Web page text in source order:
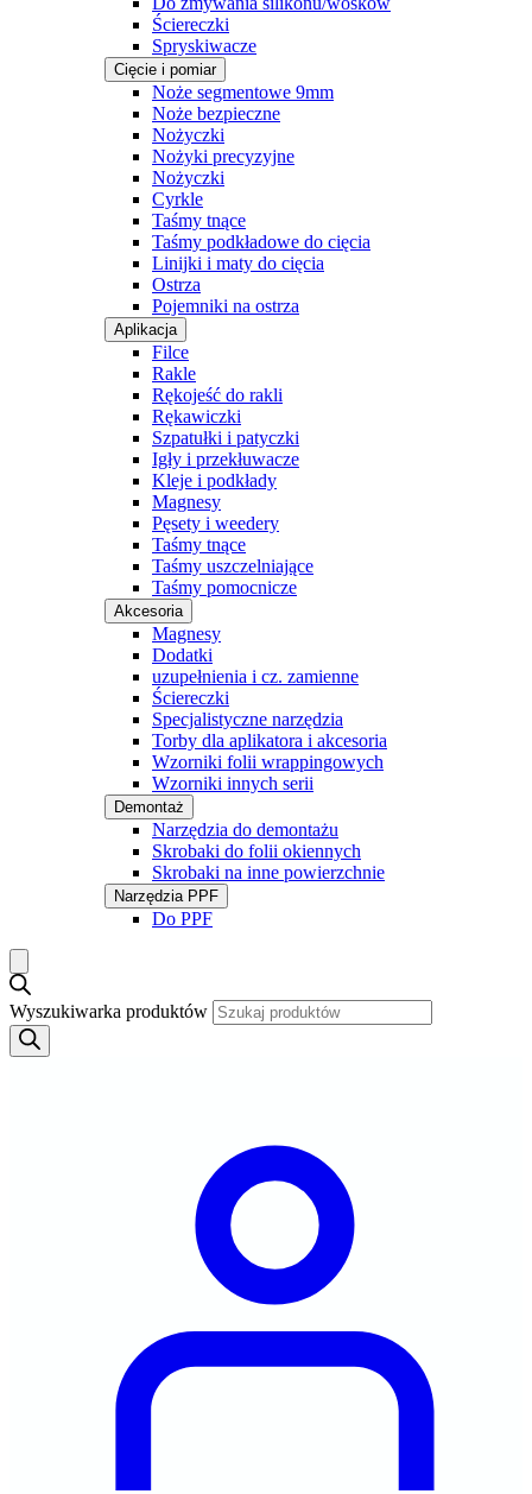
Ściereczki
Spryskiwacze
Cięcie i pomiar
Noże segmentowe 9mm
Noże bezpieczne
Nożyczki
Nożyki precyzyjne
Nożyczki
Cyrkle
Taśmy tnące
Taśmy podkładowe do cięcia
Linijki i maty do cięcia
Ostrza
Pojemniki na ostrza
Aplikacja
Filce
Rakle
Rękojeść do rakli
Rękawiczki
Szpatułki i patyczki
Igły i przekłuwacze
Kleje i podkłady
Magnesy
Pęsety i weedery
Taśmy tnące
Taśmy uszczelniające
Taśmy pomocnicze
Akcesoria
Magnesy
Dodatki
uzupełnienia i cz. zamienne
Ściereczki
Specjalistyczne narzędzia
Torby dla aplikatora i akcesoria
Wzorniki folii wrappingowych
Wzorniki innych serii
Demontaż
Narzędzia do demontażu
Skrobaki do folii okiennych
Skrobaki na inne powierzchnie
Narzędzia PPF
Do PPF
Wyszukiwarka produktów